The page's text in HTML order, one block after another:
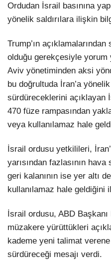
Ordudan İsrail basınına
yönelik saldırılara ilişkin
Trump’ın
olduğu gerekçesiyle yorum
Aviv yönetiminden aksi
bu doğrultuda İran’a yönelik
sürdüreceklerini açıklayan
470 füze rampasından
veya kullanılamaz hale
İsrail ordusu yetkilileri,
yarısından fazlasının hava
geri kalanının ise yer altı
kullanılamaz hale geldiğini
İsrail ordusu, ABD Başkanı
müzakere yürüttükleri
kademe yeni talimat verene
sürdüreceği mesajı verdi.